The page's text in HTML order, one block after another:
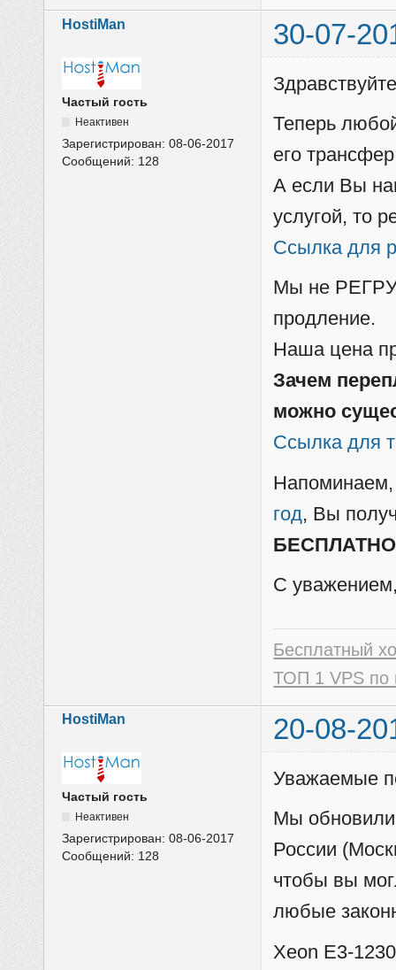
HostiMan 30-07-
Частый гость
Неактивен
Зарегистрирован:08-06-2017
Сообщений: 128
Теперь
его
А если Вы
услугой, то
Ссылка для
Мы не РЕГРУ
продление.
Наша цена
Зачем
можно
Ссылка для
год, Вы
С
Бесплатный
ТОП 1 VPS по
HostiMan 20-08-
Частый гость
Неактивен
Зарегистрирован:08-06-2017
Сообщений: 128
Уважаемые
Мы обновили
России
чтобы вы
любые
Xeon E3-